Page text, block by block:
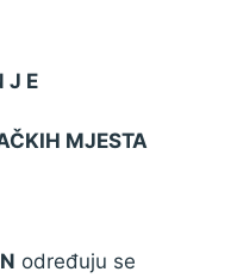
J E
MJESTA
određuju se